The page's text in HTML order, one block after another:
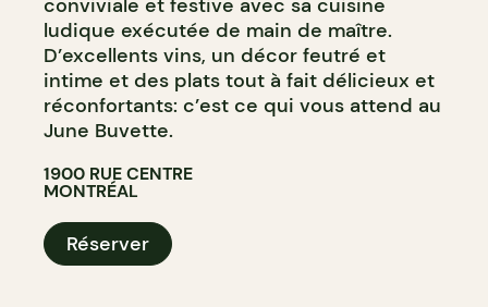
conviviale et festive avec sa cuisine
ludique exécutée de main de maître.
D’excellents vins, un décor feutré et
intime et des plats tout à fait délicieux et
réconfortants: c’est ce qui vous attend au
June Buvette.
1900 RUE CENTRE
MONTRÉAL
Réserver